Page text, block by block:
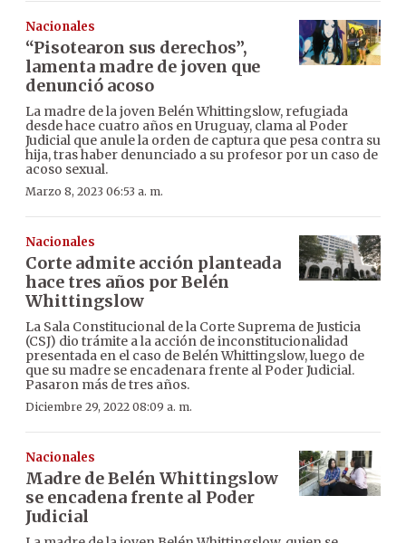
Nacionales
“Pisotearon sus derechos”,
lamenta madre de joven que
denunció acoso
La madre de la joven Belén Whittingslow, refugiada
desde hace cuatro años en Uruguay, clama al Poder
Judicial que anule la orden de captura que pesa contra su
hija, tras haber denunciado a su profesor por un caso de
acoso sexual.
Marzo 8, 2023 06:53 a. m.
Nacionales
Corte admite acción planteada
hace tres años por Belén
Whittingslow
La Sala Constitucional de la Corte Suprema de Justicia
(CSJ) dio trámite a la acción de inconstitucionalidad
presentada en el caso de Belén Whittingslow, luego de
que su madre se encadenara frente al Poder Judicial.
Pasaron más de tres años.
Diciembre 29, 2022 08:09 a. m.
Nacionales
Madre de Belén Whittingslow
se encadena frente al Poder
Judicial